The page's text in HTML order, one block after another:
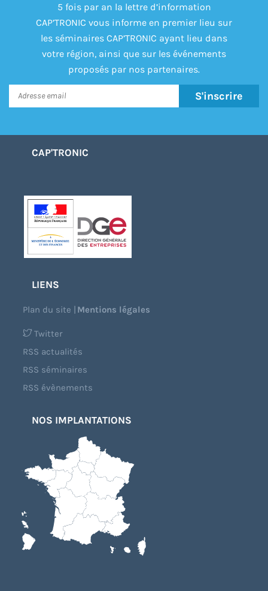
5 fois par an la lettre d’information
CAP’TRONIC vous informe en premier lieu sur
les séminaires CAP’TRONIC ayant lieu dans
votre région, ainsi que sur les événements
proposés par nos partenaires.
S'inscrire
CAP'TRONIC
LIENS
Plan du site |Mentions légales
Twitter
RSS actualités
RSS séminaires
RSS évènements
NOS IMPLANTATIONS